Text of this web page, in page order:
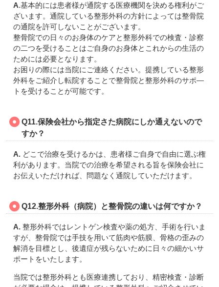
A.基本的には患者様が通院する医療機関を決める権利がご
ざいます。通院している整形外科の方針によっては整骨院
の通院を許可しないことがございます。
整骨院での日々のお身体のケアと整形外科での検査・診察
の二つを受けることはご自身のお身体とこれからの生活の
ためには必要となります。
お困りの際には当院にご連絡ください。提携している整形
外科をご紹介し転院することで整骨院と整形外科のサポ―
トを受けることが可能です。
Q11.保険会社から指定さた病院にしか通えないので
すか？
A. どこで治療を受けるかは、患者様ご自身で自由に選ぶ権
利があります。当院での治療を希望される旨を保険会社に
お伝えいただければ、問題なく通院していただけます。
Q12.整形外科（病院）と整骨院の違いは何ですか？
A. 整形外科ではレントゲン検査や薬の処方、手術を行いま
すが、整骨院では手技を用いて筋肉や筋膜、骨格の歪みの
解消を目標とし、後遺症が残らないために日々の細かいサ
ポートをいたします。
当院では整形外科とも医療連携しており、精密検査・診断